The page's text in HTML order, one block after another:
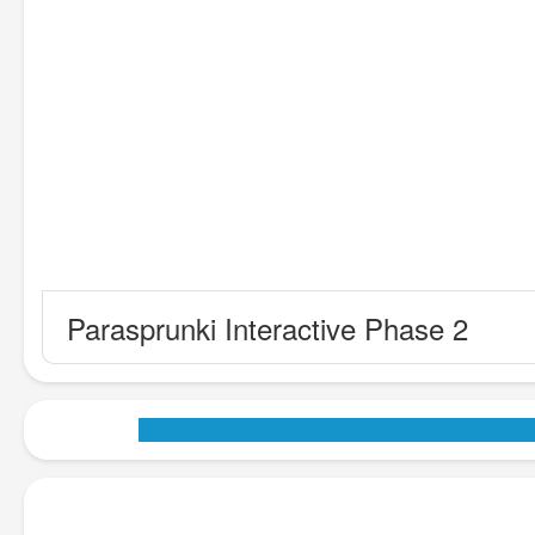
Parasprunki Interactive Phase 2